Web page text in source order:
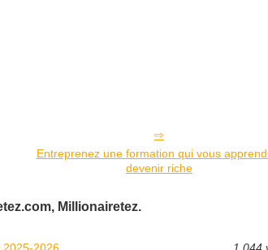
Entreprenez une formation qui vous
devenir riche
Millionairetez.
1 044